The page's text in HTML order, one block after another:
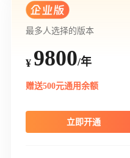
最多人选择的版本
¥ 9800/年
赠送500元通用余额
立即开通